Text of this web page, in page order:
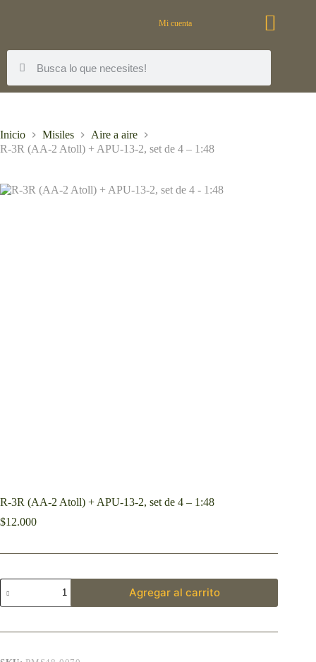
Mi cuenta
Inicio Misiles
Aire a aire
R-3R (AA-2 Atoll) + APU-13-2, set de 4 – 1:48
R-3R (AA-2 Atoll) + APU-13-2, set de 4 – 1:48
$12.000
Agregar al carrito